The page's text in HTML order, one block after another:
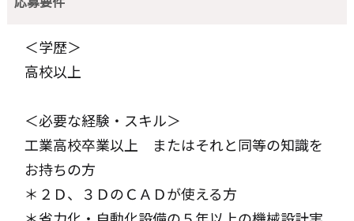
＜学歴＞
高校以上
＜必要な経験・スキル＞
工業高校卒業以上 またはそれと同等の知識を
お持ちの方
＊２Ｄ、３ＤのＣＡＤが使える方